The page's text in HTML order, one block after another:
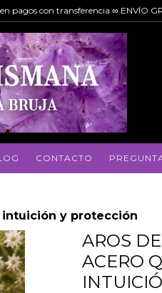
pagos con transferencia ∞ ENVÍO
CONTACTO
intuición y protección
AROS
ACERO